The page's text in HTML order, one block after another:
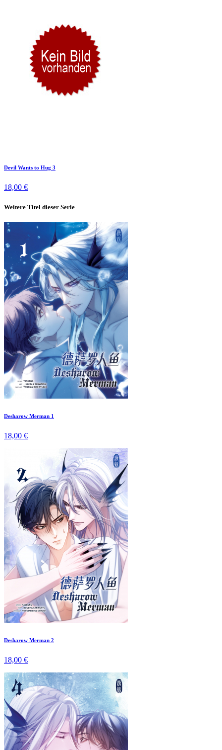
Devil Wants to Hug 3
18,00 €
Weitere Titel dieser Serie
Desharow Merman 1
18,00 €
Desharow Merman 2
18,00 €